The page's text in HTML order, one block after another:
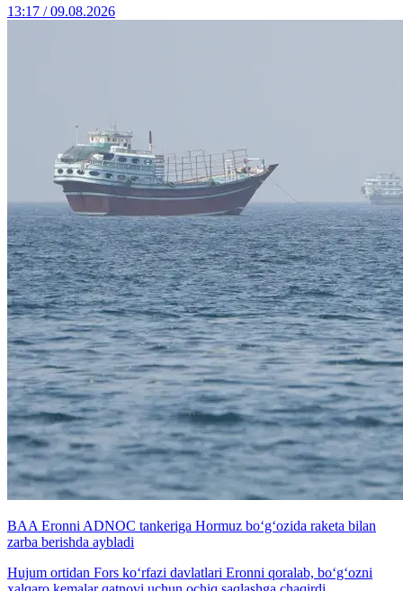
13:17 / 09.08.2026
BAA Eronni ADNOC tankeriga Hormuz bo‘g‘ozida raketa bilan
zarba berishda aybladi
Hujum ortidan Fors ko‘rfazi davlatlari Eronni qoralab, bo‘g‘ozni